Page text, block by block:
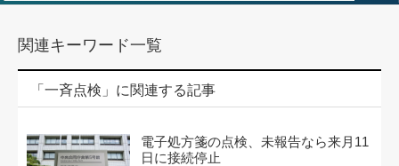
関連キーワード一覧
「一斉点検」に関連する記事
電子処方箋の点検、未報告なら来月11
日に接続停止